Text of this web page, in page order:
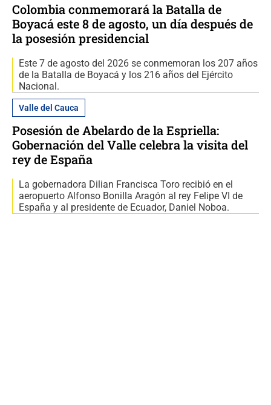
Colombia conmemorará la Batalla de
Boyacá este 8 de agosto, un día después de
la posesión presidencial
Este 7 de agosto del 2026 se conmemoran los 207 años
de la Batalla de Boyacá y los 216 años del Ejército
Nacional.
Valle del Cauca
Posesión de Abelardo de la Espriella:
Gobernación del Valle celebra la visita del
rey de España
La gobernadora Dilian Francisca Toro recibió en el
aeropuerto Alfonso Bonilla Aragón al rey Felipe VI de
España y al presidente de Ecuador, Daniel Noboa.